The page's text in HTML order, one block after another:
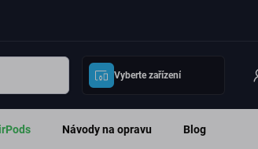
Vyberte zařízení
Návody na opravu Blog